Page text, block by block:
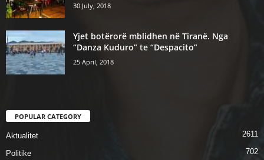
30 July, 2018
Yjet botërorë mblidhen në Tiranë. Nga
“Danza Kuduro” te “Despacito”
25 April, 2018
POPULAR CATEGORY
Aktualitet 2611
Politike 702